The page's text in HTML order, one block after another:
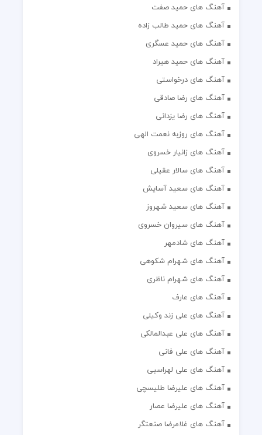
آهنگ های حمید صفت
آهنگ های حمید طالب زاده
آهنگ های حمید عسگری
آهنگ های حمید هیراد
آهنگ های درخواستی
آهنگ های رضا صادقی
آهنگ های رضا یزدانی
آهنگ های روزبه نعمت الهی
آهنگ های زانیار خسروی
آهنگ های سالار عقیلی
آهنگ های سعید آسایش
آهنگ های سعید شهروز
آهنگ های سیروان خسروی
آهنگ های شادمهر
آهنگ های شهرام شکوهی
آهنگ های شهرام ناظری
آهنگ های عارف
آهنگ های علی زند وکیلی
آهنگ های علی عبدالمالکی
آهنگ های علی فانی
آهنگ های علی لهراسبی
آهنگ های علیرضا طلیسچی
آهنگ های علیرضا عصار
آهنگ های غلامرضا صنعتگر